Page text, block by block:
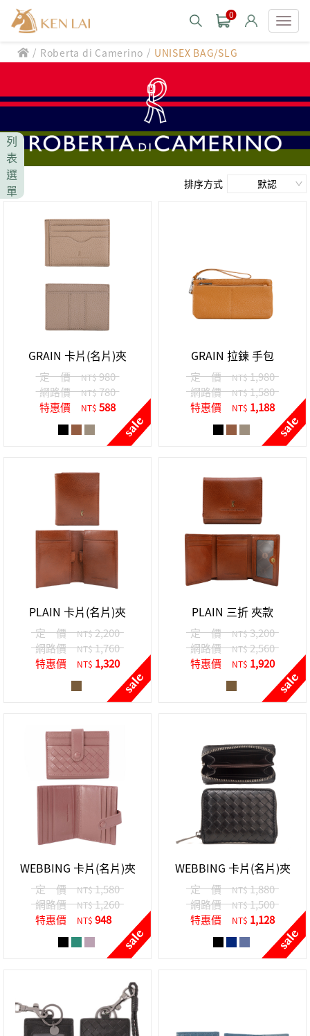
0
款式分類 style
男士包款 MEN'S BAG
男士夾款 MEN'S WALLET
男士皮帶 MEN'S BELT
中性商品 UNISEX BAG/SLG
皮革保養 LEATHER CARE
CHIARUGI
男士包款 MEN'S BAG
男士夾款 MEN'S WALLET
男士皮帶 MEN'S BELT
女士包款 LADIES' BAG
女士夾款 LADIES' WALLET
關於 CHIARUGI
CUMAR
男士皮帶 MEN'S BELT
女士包款 LADIES' BAG
女士夾款 LADIES' WALLET
中性商品 UNISEX BAG/SLG
Roberta di Camerino
男士包款 MEN'S BAG
男士夾款 MEN'S WALLET
男士皮帶 MEN'S BELT
女士包款 LADIES' BAG
女士夾款 LADIES' WALLET
中性商品 UNISEX BAG/SLG
關於 Roberta di Camerino
男士包款 MEN'S BAG
男士夾款 MEN'S WALLET
男士皮帶 MEN'S BELT
女士包款 LADIES' BAG
女士夾款 LADIES' WALLET
中性商品 UNISEX BAG/SLG
皮革保養 LEATHER CARE
關於 THE BRIDGE
期間限定 limited edition
珍藏 THE BRIDGE (TB SPECIAL)
男士包款 MEN'S BAG
男士夾款 MEN'S WALLET
男士皮帶 MEN'S BELT
女士包款 LADIES' BAG
女士夾款 LADIES' WALLET
中性商品 UNISEX BAG/SLG
/ Roberta di Camerino / UNISEX BAG/SLG
列
表
選
單
排序方式
GRAIN 卡片(名片)夾
定 價 NT$980
網路價
NT$780
特惠價
NT$ 588
GRAIN 拉鍊 手包
定 價 NT$1,980
網路價
NT$1,580
特惠價
NT$ 1,188
PLAIN 卡片(名片)夾
定 價 NT$2,200
網路價
NT$1,760
特惠價
NT$ 1,320
PLAIN 三折 夾款
定 價 NT$3,200
網路價
NT$2,560
特惠價
NT$ 1,920
WEBBING 卡片(名片)夾
定 價 NT$1,580
網路價
NT$1,260
特惠價
NT$ 948
WEBBING 卡片(名片)夾
定 價 NT$1,880
網路價
NT$1,500
特惠價
NT$ 1,128